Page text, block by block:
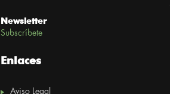
Newsletter
Subscríbete
Enlaces
Aviso Legal